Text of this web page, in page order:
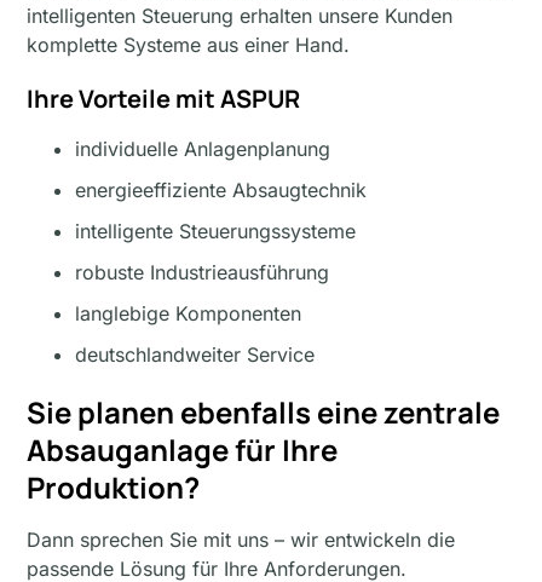
intelligenten Steuerung erhalten unsere Kunden
komplette Systeme aus einer Hand.
Ihre Vorteile mit ASPUR
individuelle Anlagenplanung
energieeffiziente Absaugtechnik
intelligente Steuerungssysteme
robuste Industrieausführung
langlebige Komponenten
deutschlandweiter Service
Sie planen ebenfalls eine zentrale
Absauganlage für Ihre
Produktion?
Dann sprechen Sie mit uns – wir entwickeln die
passende Lösung für Ihre Anforderungen.